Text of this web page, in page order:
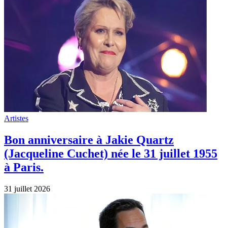
Artistes
Bon anniversaire à Jakie Quartz
(Jacqueline Cuchet) née le 31 juillet 1955
à Paris.
31 juillet 2026